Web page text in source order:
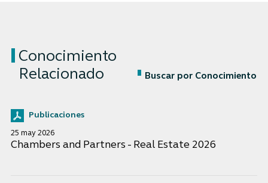
Conocimiento
Relacionado
Buscar por Conocimiento
Publicaciones
25 may 2026
Chambers and Partners - Real Estate 2026